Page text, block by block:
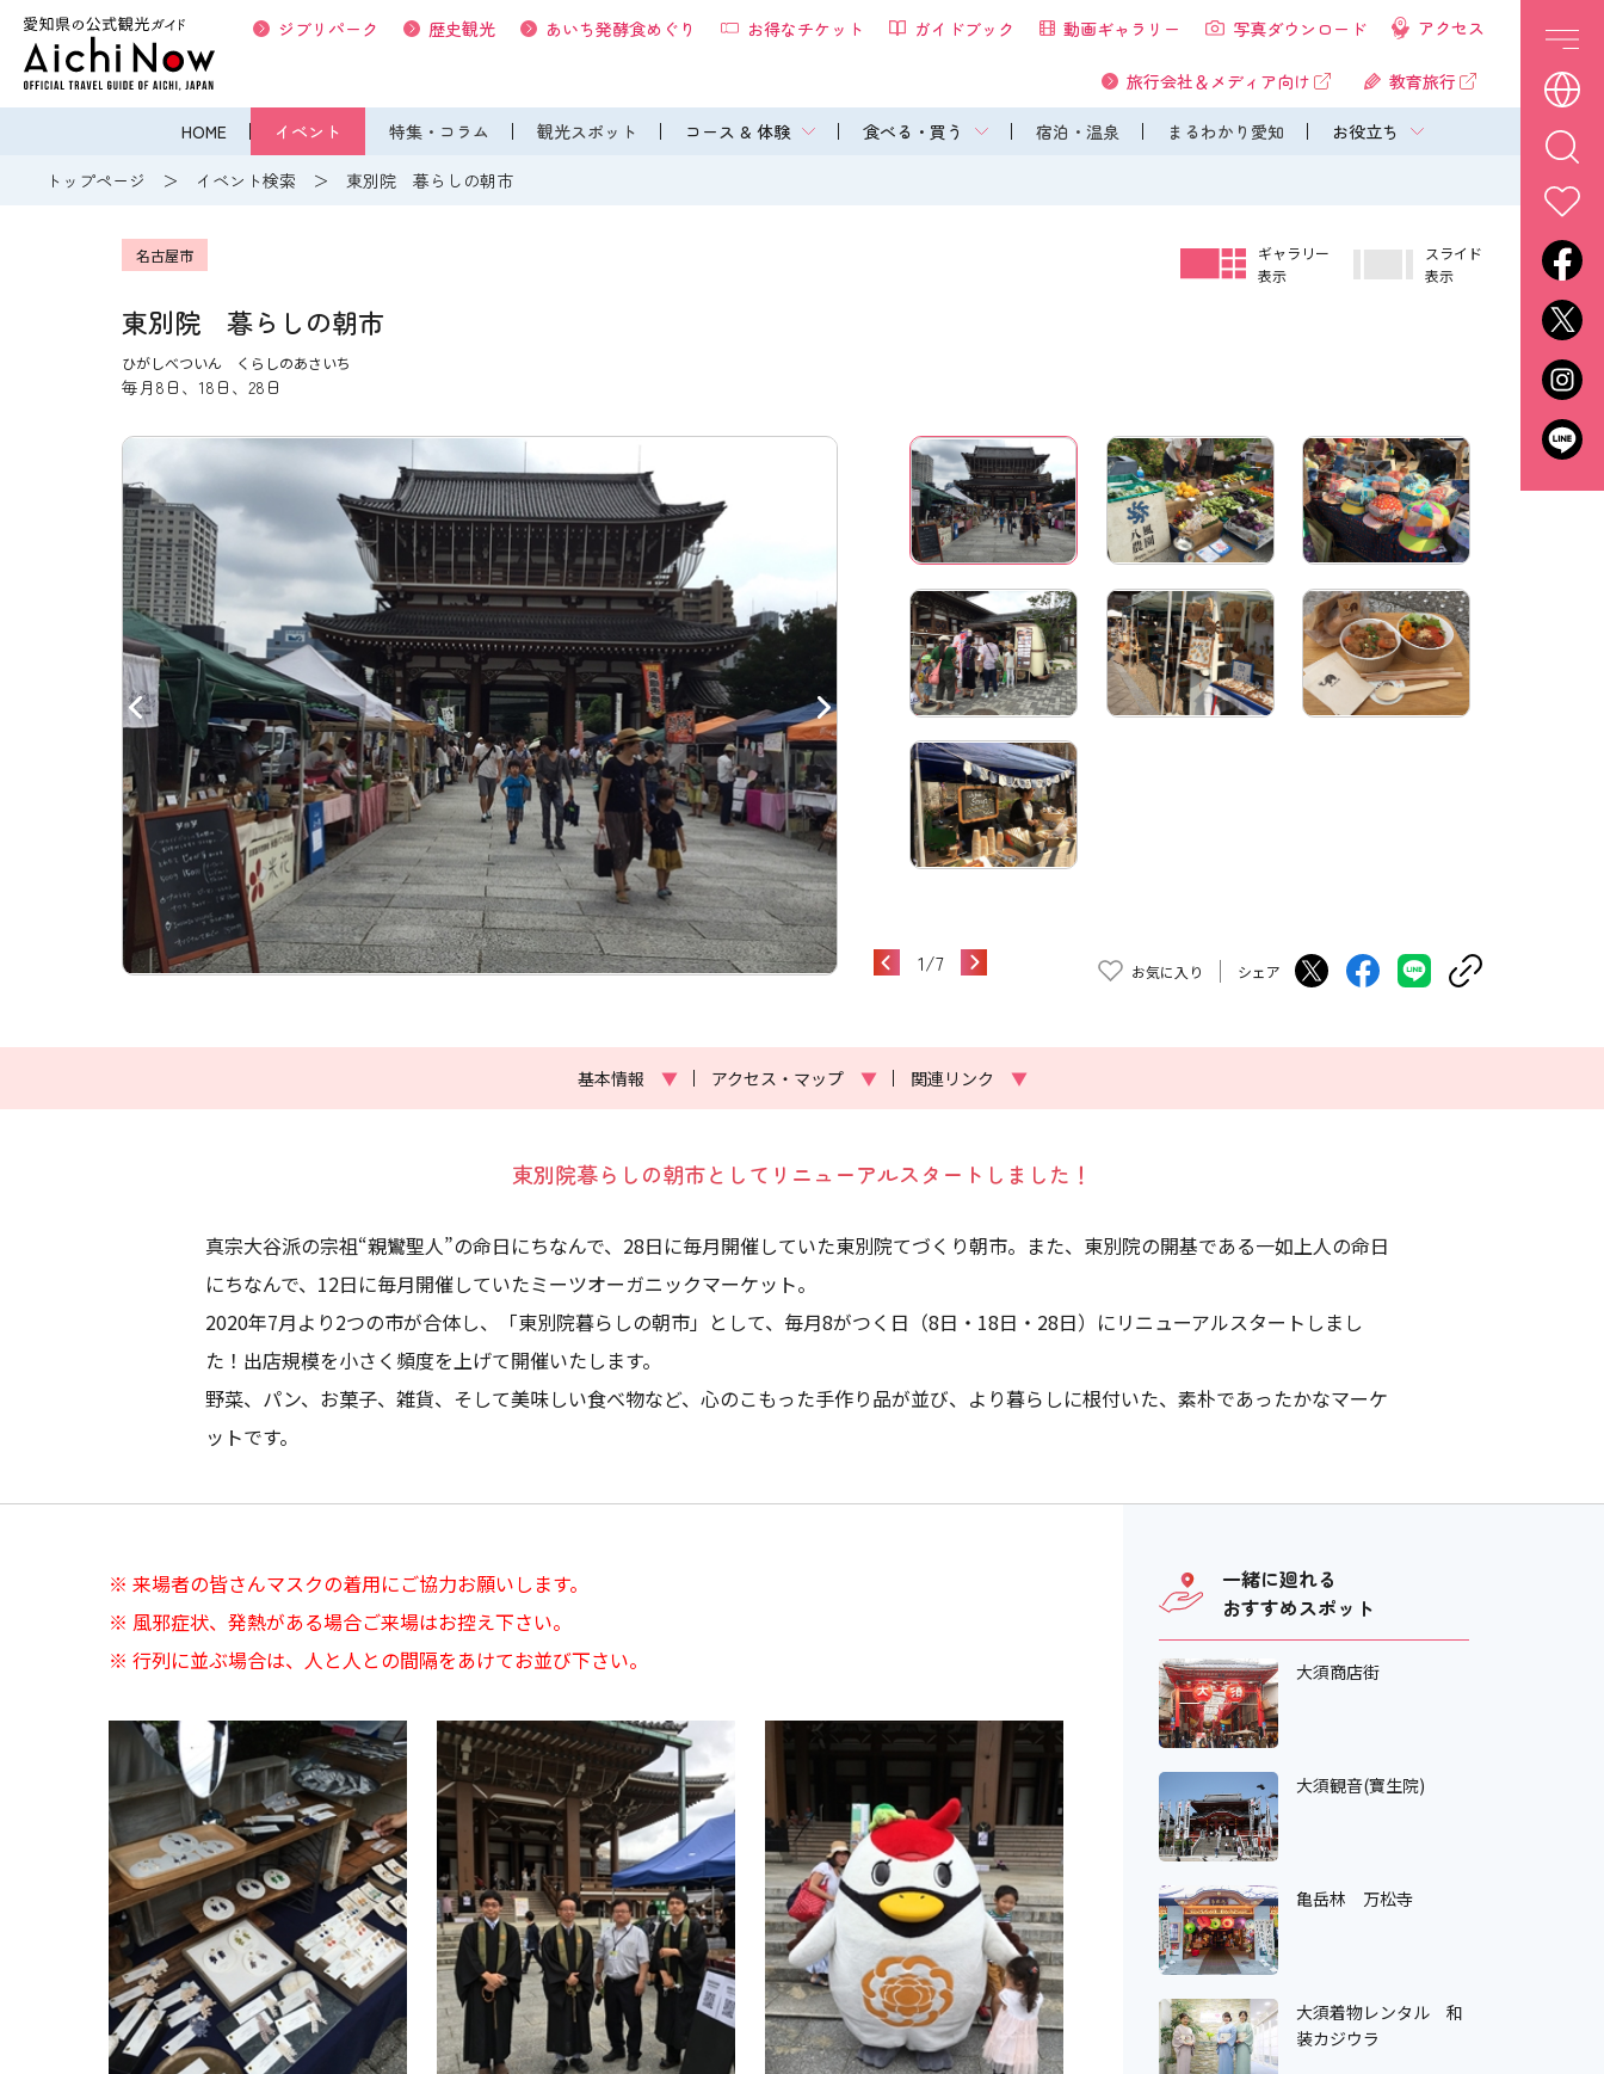
HOME イベント 特集・コラム 観光スポット コース & 体験 食べる・買う 宿泊・温泉 まるわかり愛知 お役立ち
ジブリパーク 歴史観光 あいち発酵食めぐり お得なチケット ガイドブック 動画ギャラリー 写真ダウンロード アクセス
旅行会社＆メディア向け 教育旅行
トップページ イベント検索 東別院 暮らしの朝市
名古屋市
東別院 暮らしの朝市
ひがしべついん くらしのあさいち
毎月8日、18日、28日
ギャラリー
表示
スライド
表示
1/7 お気に入り シェア
基本情報 ▼ アクセス・マップ ▼ 関連リンク ▼
東別院暮らしの朝市としてリニューアルスタートしました！
真宗大谷派の宗祖“親鸞聖人”の命日にちなんで、28日に毎月開催していた東別院てづくり朝市。また、東別院の開基である一如上人の命日
にちなんで、12日に毎月開催していたミーツオーガニックマーケット。
2020年7月より2つの市が合体し、「東別院暮らしの朝市」として、毎月8がつく日（8日・18日・28日）にリニューアルスタートしまし
た！出店規模を小さく頻度を上げて開催いたします。
野菜、パン、お菓子、雑貨、そして美味しい食べ物など、心のこもった手作り品が並び、より暮らしに根付いた、素朴であったかなマーケ
ットです。
※ 来場者の皆さんマスクの着用にご協力お願いします。
※ 風邪症状、発熱がある場合ご来場はお控え下さい。
※ 行列に並ぶ場合は、人と人との間隔をあけてお並び下さい。
一緒に廻れる
おすすめスポット
大須商店街
大須観音(寶生院)
亀岳林 万松寺
大須着物レンタル 和
装カジウラ